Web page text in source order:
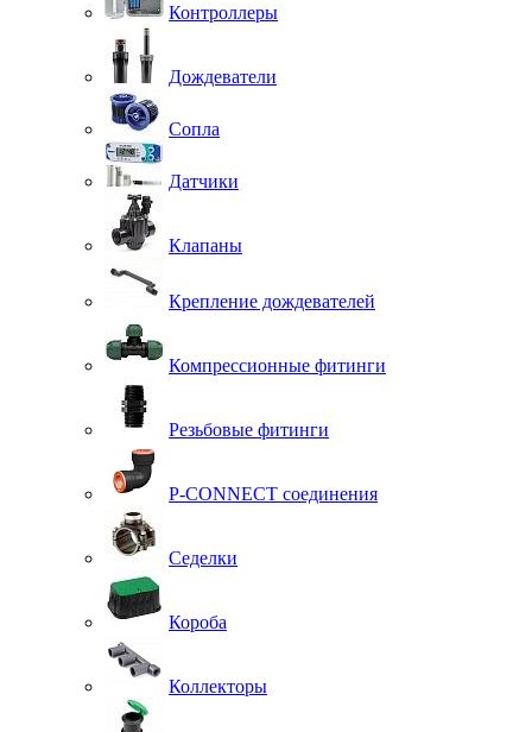
Контроллеры
Дождеватели
Сопла
Датчики
Клапаны
Крепление дождевателей
Компрессионные фитинги
Резьбовые фитинги
P-CONNECT соединения
Седелки
Короба
Коллекторы